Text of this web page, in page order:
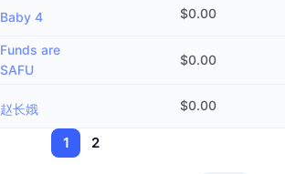
Baby 4 $0.00
Funds are
SAFU
$0.00
赵长娥 $0.00
1 2